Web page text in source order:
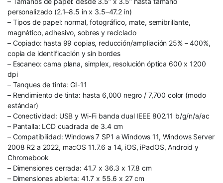
personalizado (2.1–8.5 in x 3.5–47.2 in)
– Tipos de papel: normal, fotográfico, mate, semibrillante,
magnético, adhesivo, sobres y reciclado
– Copiado: hasta 99 copias, reducción/ampliación 25% – 400%,
copia de identificación y sin bordes
– Escaneo: cama plana, simplex, resolución óptica 600 x 1200
dpi
– Tanques de tinta: GI-11
– Rendimiento de tinta: hasta 6,000 negro / 7,700 color (modo
estándar)
– Conectividad: USB y Wi-Fi banda dual IEEE 802.11 b/g/n/a/ac
– Pantalla: LCD cuadrada de 3.4 cm
– Compatibilidad: Windows 7 SP1 a Windows 11, Windows Server
2008 R2 a 2022, macOS 11.7.6 a 14, iOS, iPadOS, Android y
Chromebook
– Dimensiones cerrada: 41.7 x 36.3 x 17.8 cm
– Dimensiones abierta: 41.7 x 55.6 x 27 cm